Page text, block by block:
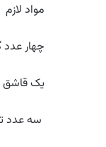
مواد لازم
چهار عدد
یک قاشق
سه عدد